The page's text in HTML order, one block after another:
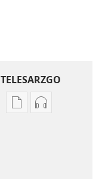
TELESARZGO
OptionsOptions